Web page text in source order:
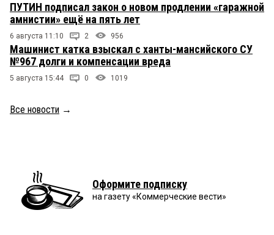
ПУТИН подписал закон о новом продлении «гаражной
амнистии» ещё на пять лет
6 августа 11:10 2 956
Машинист катка взыскал с ханты-мансийского СУ
№967 долги и компенсации вреда
5 августа 15:44 0 1019
Все новости →
Оформите подписку
на газету «Коммерческие вести»